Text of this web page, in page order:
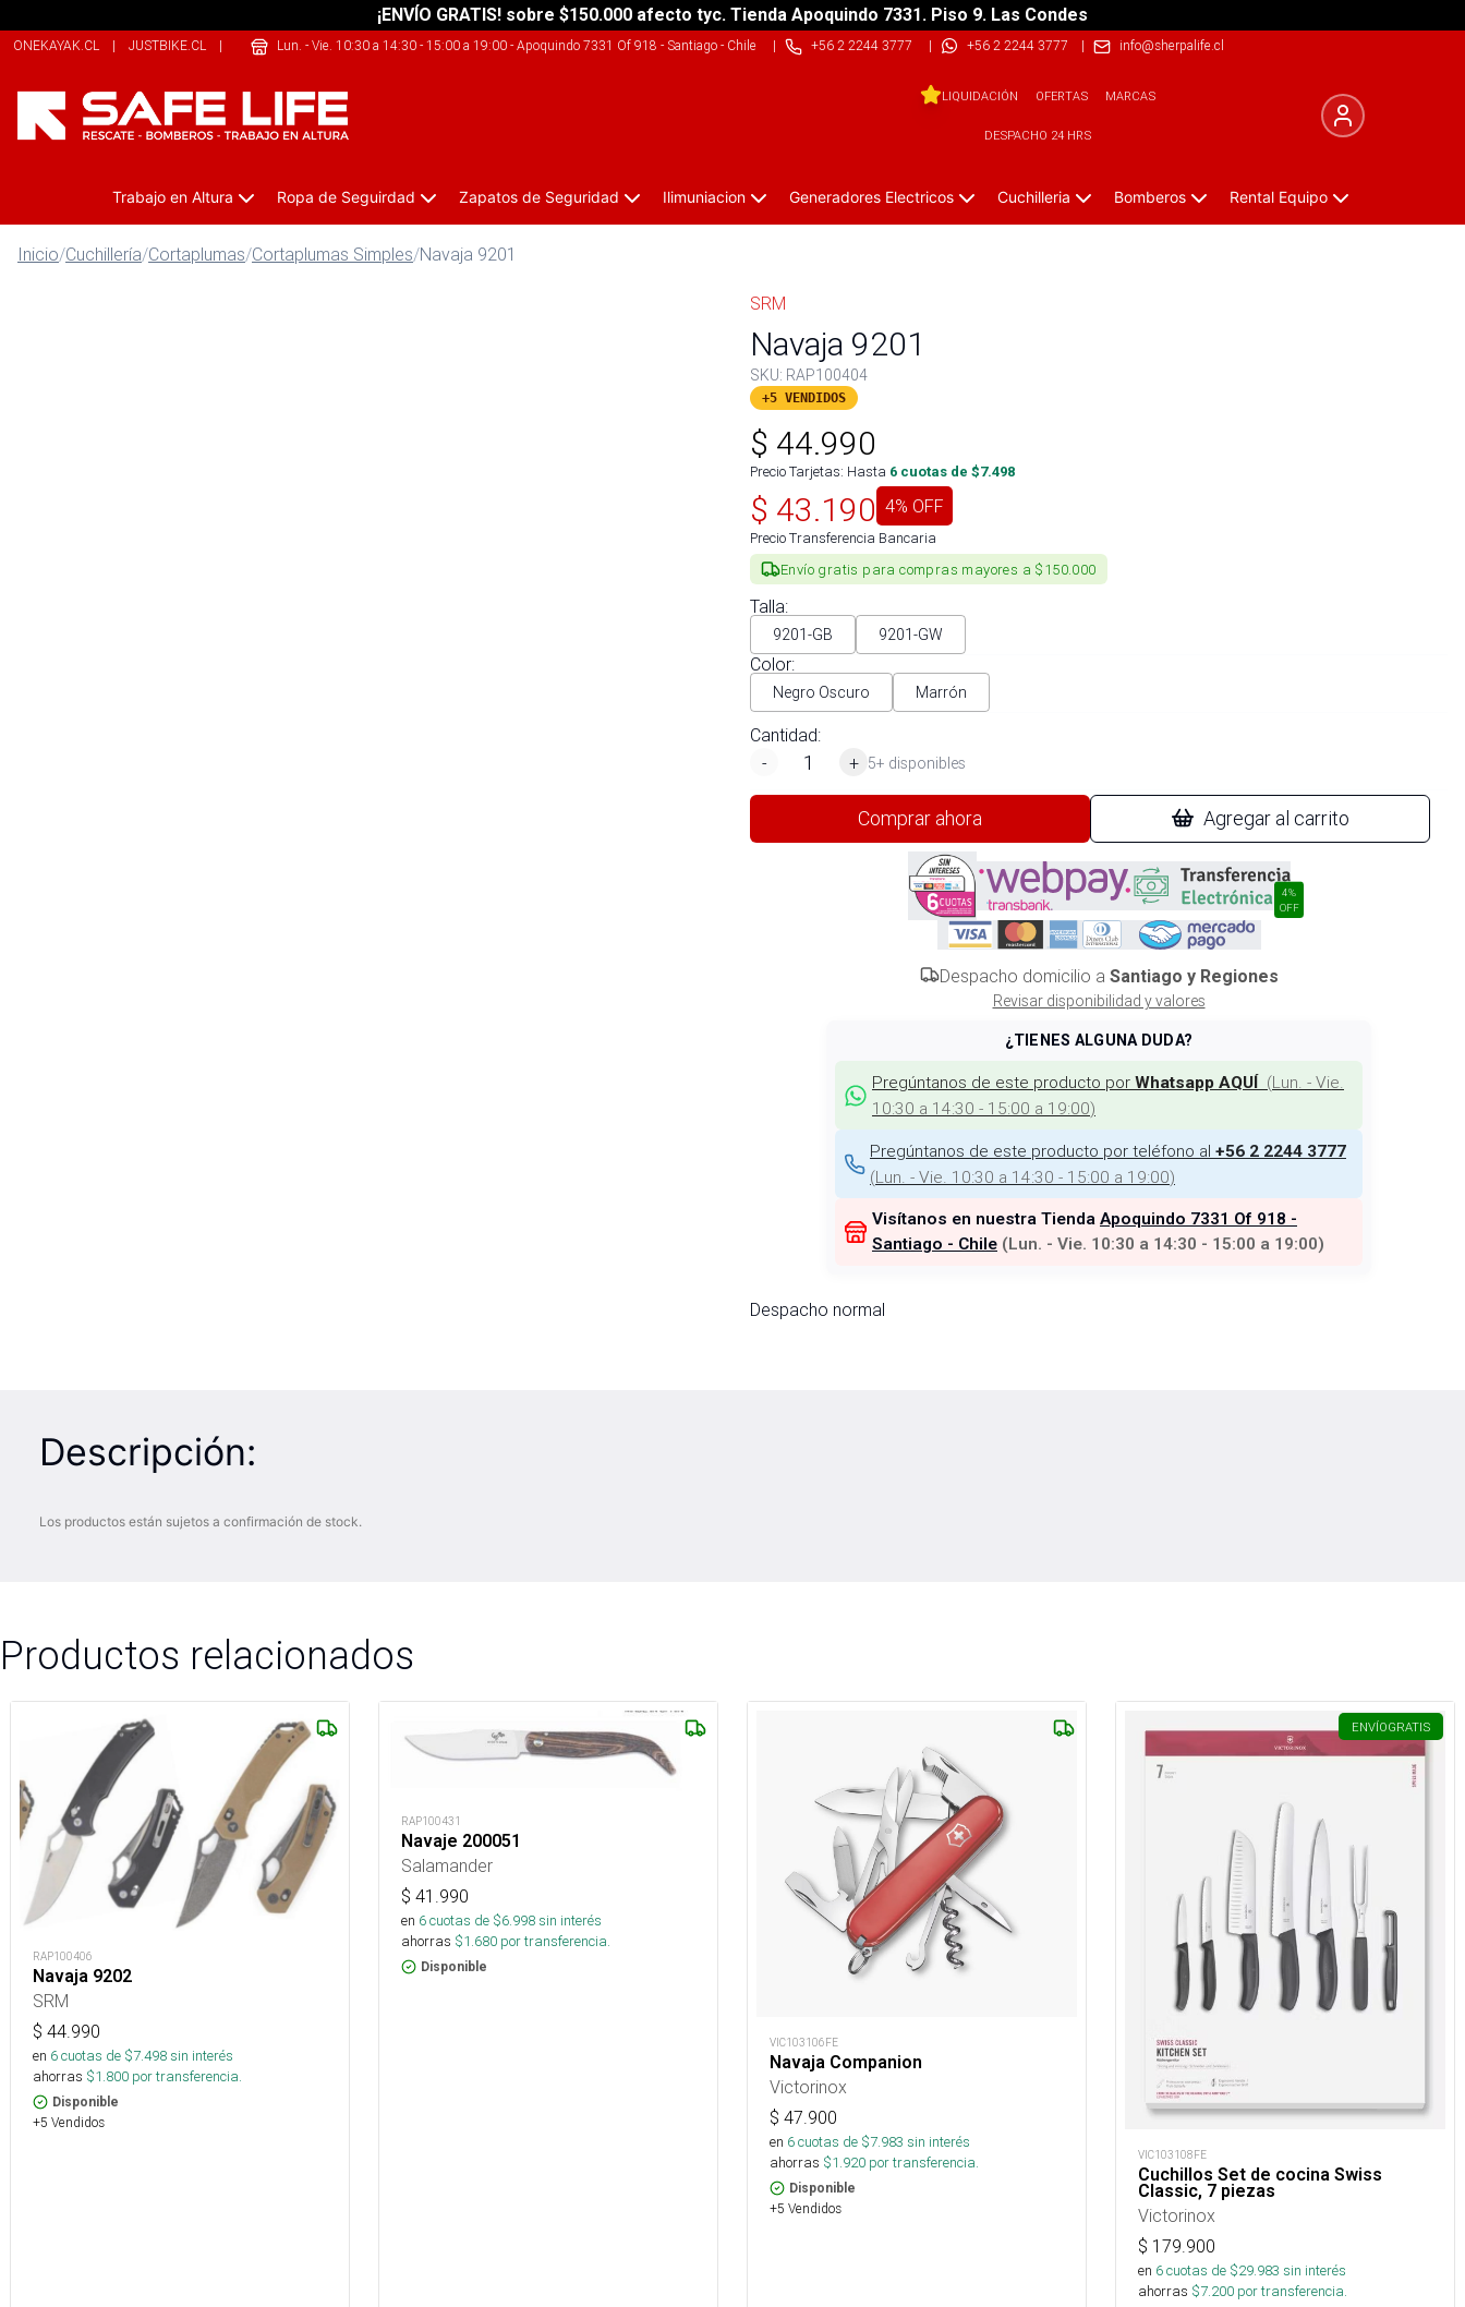
¡ENVÍO GRATIS! sobre $150.000 afecto tyc. Tienda Apoquindo 7331. Piso 9. Las Condes
ONEKAYAK.CL | JUSTBIKE.CL | THECLIMB.CL
Lun. - Vie. 10:30 a 14:30 - 15:00 a 19:00- Apoquindo 7331 Of 918 - Santiago - Chile| +56 2 2244 3777 | +56 2 2244 3777 | info@sherpalife.cl
LIQUIDACIÓN OFERTAS MARCAS
DESPACHO 24 HRS
Trabajo en Altura Ropa de Seguirdad Zapatos de Seguridad Ilimuniacion Generadores Electricos Cuchilleria Bomberos Rental Equipo
Inicio/Cuchillería/Cortaplumas/Cortaplumas Simples/Navaja 9201
SRM
Navaja 9201
SKU: RAP100404
+5 VENDIDOS
$ 44.990
Precio Tarjetas: Hasta 6 cuotas de $7.498
$ 43.190 4% OFF
Precio Transferencia Bancaria
Envío gratis para compras mayores a $150.000
Talla:
9201-GB 9201-GW
Color:
Negro Oscuro Marrón
Cantidad:
-
+ 5+ disponibles
Comprar ahora Agregar al carrito
4%
OFF
Despacho domicilio a Santiago y Regiones
Revisar disponibilidad y valores
¿TIENES ALGUNA DUDA?
Pregúntanos de este producto por Whatsapp AQUÍ (Lun. - Vie.
10:30 a 14:30 - 15:00 a 19:00)
Pregúntanos de este producto por teléfono al +56 2 2244 3777
(Lun. - Vie. 10:30 a 14:30 - 15:00 a 19:00)
Visítanos en nuestra Tienda Apoquindo 7331 Of 918 -
Santiago - Chile (Lun. - Vie. 10:30 a 14:30 - 15:00 a 19:00)
Despacho normal
Descripción:
Los productos están sujetos a confirmación de stock.
Productos relacionados
RAP100406
Navaja 9202
SRM
$ 44.990
en 6cuotas de $7.498sin interés
ahorras $1.800 por transferencia.
Disponible
+5 Vendidos
RAP100431
Navaje 200051
Salamander
$ 41.990
en 6cuotas de $6.998sin interés
ahorras $1.680 por transferencia.
Disponible
VIC103106FE
Navaja Companion
Victorinox
$ 47.900
en 6cuotas de $7.983 sin interés
ahorras $1.920 por transferencia.
Disponible
+5 Vendidos
ENVÍOGRATIS
VIC103108FE
Cuchillos Set de cocina Swiss
Classic, 7 piezas
Victorinox
$ 179.900
en 6cuotas de $29.983 sin interés
ahorras $7.200 por transferencia.